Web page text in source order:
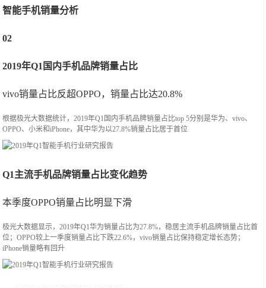
智能手机销量分析
02
2019年Q1国内手机品牌销量占比
vivo销量占比反超OPPO，销量占比达20.8%
根据极光大数据统计，2019年Q1国内手机品牌销量占比top 5分别是华为、vivo、
OPPO、小米和iPhone，其中华为以27.8%销量占比居于首位
Q1主流手机品牌销量占比变化趋势
本季度OPPO销量占比明显下滑
极光大数据显示，2019年Q1华为销量占比为27.8%，稳居主流手机品牌销量占比首
位；OPPO较上一季度销量占比下跌22.6%，vivo销量占比保持稳定增长态势；
iPhone销量略有回升